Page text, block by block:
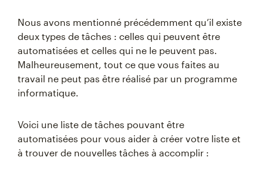
Nous avons mentionné précédemment qu’il existe
deux types de tâches : celles qui peuvent être
automatisées et celles qui ne le peuvent pas.
Malheureusement, tout ce que vous faites au
travail ne peut pas être réalisé par un programme
informatique.
Voici une liste de tâches pouvant être
automatisées pour vous aider à créer votre liste et
à trouver de nouvelles tâches à accomplir :